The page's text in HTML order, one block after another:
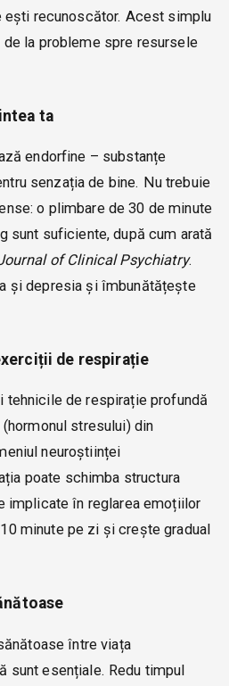
ești recunoscător. Acest simplu
la probleme spre resursele
ta
endorfine – substanțe
senzația de bine. Nu trebuie
o plimbare de 30 de minute
sunt suficiente, după cum arată
of Clinical Psychiatry.
și depresia și îmbunătățește
de respirație
tehnicile de respirație profundă
stresului) din
neuroștiinței
poate schimba structura
implicate în reglarea emoțiilor
minute pe zi și crește gradual
între viața
sunt esențiale. Redu timpul